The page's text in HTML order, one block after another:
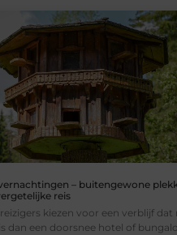
– buitengewone
reis
kiezen voor een verblijf dat
dan een doorsnee hotel of